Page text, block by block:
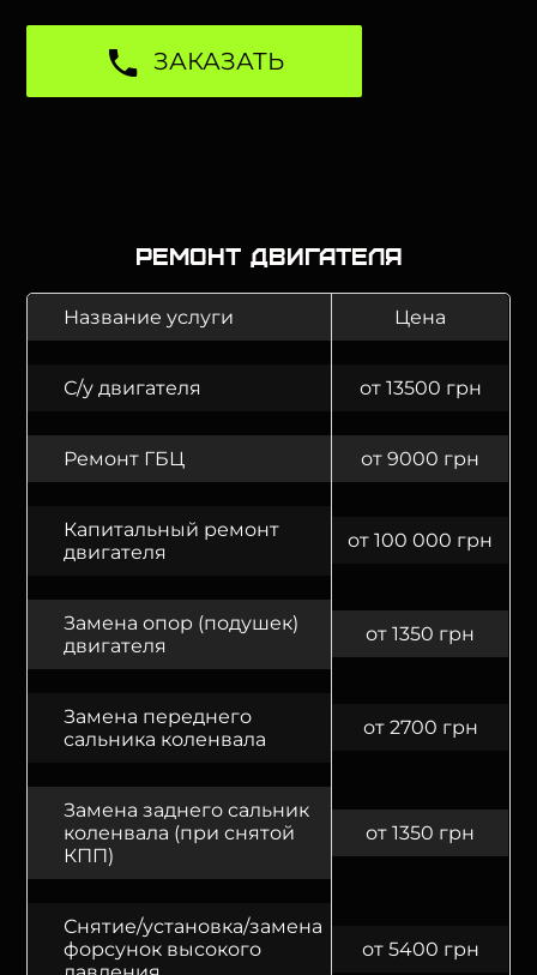
ЗАКАЗАТЬ
Ремонт двигателя
Название услуги Цена
С/у двигателя от 13500 грн
Ремонт ГБЦ от 9000 грн
Капитальный ремонт
двигателя
от 100 000 грн
Замена опор (подушек)
двигателя
от 1350 грн
Замена переднего
сальника коленвала
от 2700 грн
Замена заднего сальник
коленвала (при снятой
КПП)
от 1350 грн
Снятие/установка/замена
форсунок высокого
от 5400 грн